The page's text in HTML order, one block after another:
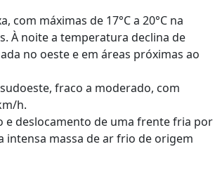
com máximas de 17°C a 20°C na
À noite a temperatura declina de
no oeste e em áreas próximas ao
fraco a moderado, com
h.
e deslocamento de uma frente fria por
intensa massa de ar frio de origem